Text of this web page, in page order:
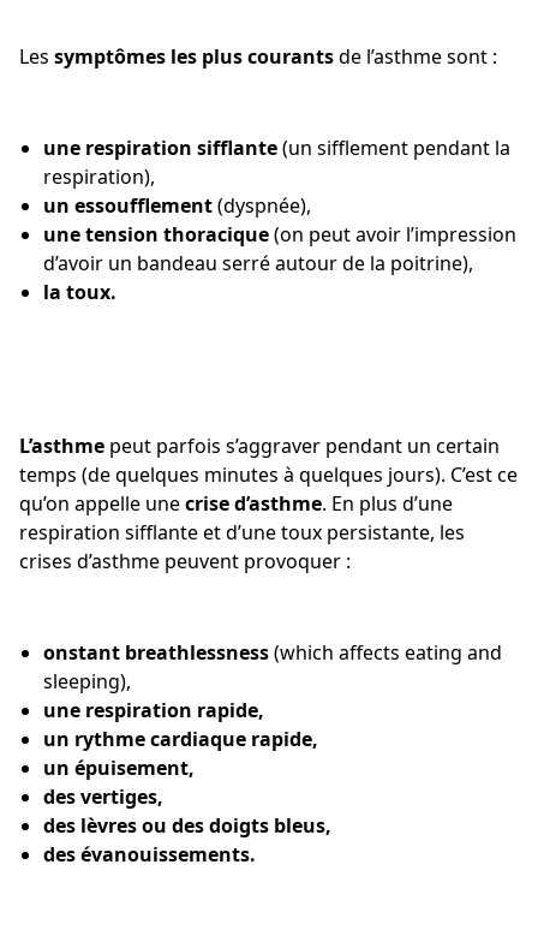
Les symptômes les plus courantsde l’asthme sont :
une respiration sifflante(un sifflement pendant la
respiration),
un essoufflement(dyspnée),
une tension thoracique(on peut avoir l’impression
d’avoir un bandeau serré autour de la poitrine),
la toux.
L’asthme peut parfois s’aggraver pendant un certain
temps (de quelques minutes à quelques jours). C’est ce
qu’on appelle unecrise d’asthme. En plus d’une
respiration sifflante et d’une toux persistante, les
crises d’asthme peuvent provoquer :
onstant breathlessness(which affects eating and
sleeping),
une respiration rapide,
un rythmecardiaque rapide,
un épuisement,
des vertiges,
des lèvres ou des doigts bleus,
des évanouissements.